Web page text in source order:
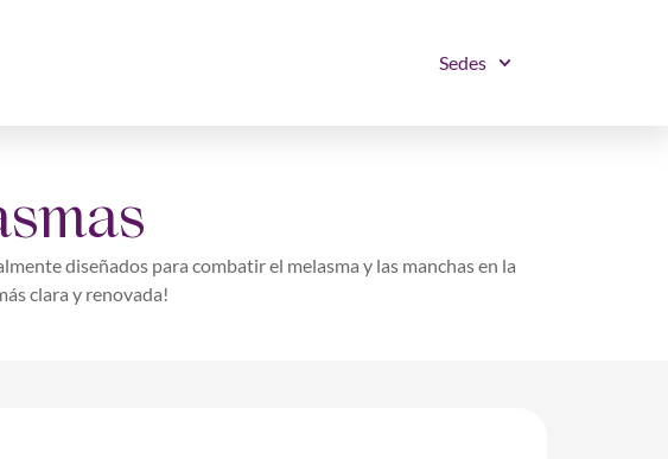
Sedes
diseñados para combatir el melasma y las manchas en la
clara y renovada!